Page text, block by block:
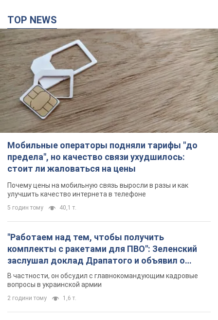
TOP NEWS
Мобильные операторы подняли тарифы "до
предела", но качество связи ухудшилось:
стоит ли жаловаться на цены
Почему цены на мобильную связь выросли в разы и как
улучшить качество интернета в телефоне
5 годин тому 40,1 т.
"Работаем над тем, чтобы получить
комплекты с ракетами для ПВО": Зеленский
заслушал доклад Драпатого и объявил о
новых мерах
В частности, он обсудил с главнокомандующим кадровые
вопросы в украинской армии
2 години тому 1,6 т.